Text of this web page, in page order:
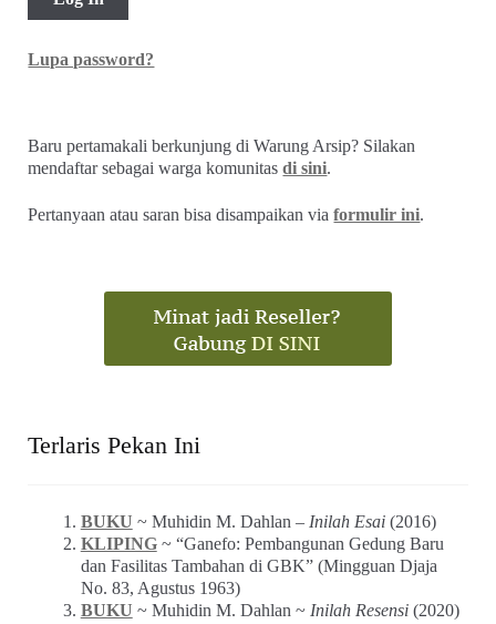
Lupa password?
Baru pertamakali berkunjung di Warung Arsip? Silakan
mendaftar sebagai warga komunitasdi sini.
Pertanyaan atau saran bisa disampaikan viaformulir ini.
Terlaris Pekan Ini
BUKU ~ Muhidin M. Dahlan – Inilah Esai(2016)
KLIPING~ “Ganefo: Pembangunan Gedung Baru
dan Fasilitas Tambahan di GBK” (Mingguan Djaja
No. 83, Agustus 1963)
BUKU ~ Muhidin M. Dahlan ~ Inilah Resensi(2020)